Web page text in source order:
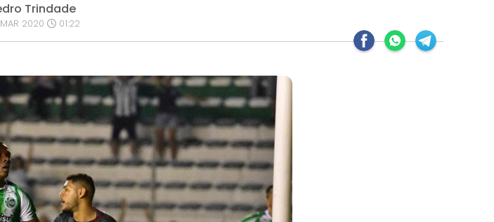
Trindade
2020 01:22